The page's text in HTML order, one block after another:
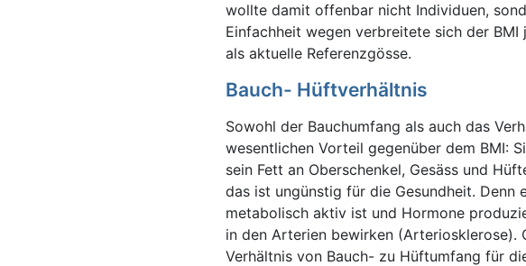
wollte damit offenbar nicht Individuen,
Einfachheit wegen verbreitete sich der
als aktuelle Referenzgösse.
Bauch- Hüftverhältnis
Sowohl der Bauchumfang als auch das
wesentlichen Vorteil gegenüber dem BMI:
sein Fett an Oberschenkel, Gesäss und
das ist ungünstig für die Gesundheit.
metabolisch aktiv ist und Hormone
in den Arterien bewirken (Arteriosklerose).
Verhältnis von Bauch- zu Hüftumfang für